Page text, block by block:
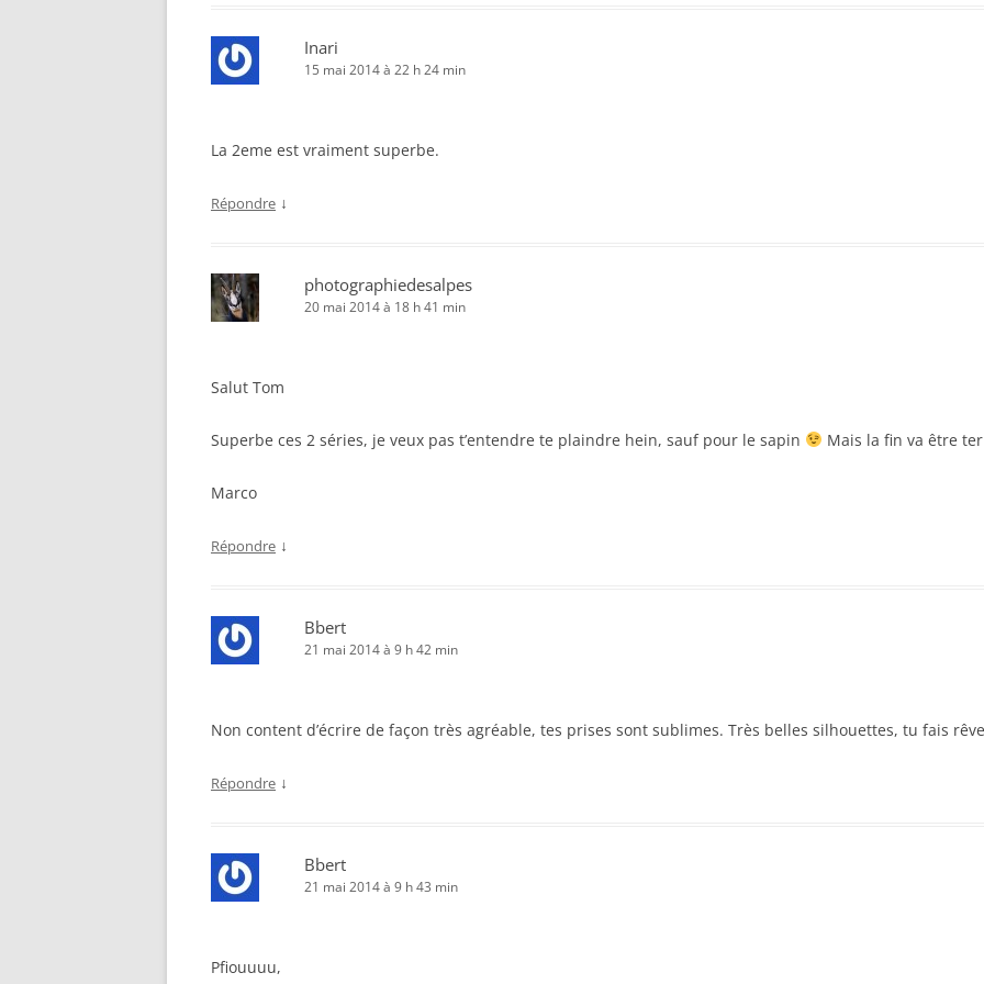
Inari
15 mai 2014 à 22 h 24 min
La 2eme est vraiment superbe.
Répondre ↓
photographiedesalpes
20 mai 2014 à 18 h 41 min
Salut Tom
Superbe ces 2 séries, je veux pas t’entendre te plaindre hein, sauf pour le sapin Mais la fin va être
Marco
Répondre ↓
Bbert
21 mai 2014 à 9 h 42 min
Non content d’écrire de façon très agréable, tes prises sont sublimes. Très belles silhouettes, tu fais
Répondre ↓
Bbert
21 mai 2014 à 9 h 43 min
Pfiouuuu,